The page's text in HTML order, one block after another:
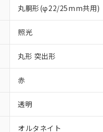
丸胴形(φ22/25mm共用)
照光
丸形 突出形
赤
透明
オルタネイト